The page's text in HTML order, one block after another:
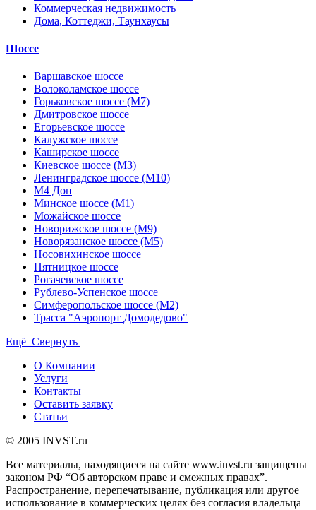
Коммерческая недвижимость
Дома, Коттеджи, Таунхаусы
Шоссе
Варшавское шоссе
Волоколамское шоссе
Горьковское шоссе (М7)
Дмитровское шоссе
Егорьевское шоссе
Калужское шоссе
Каширское шоссе
Киевское шоссе (М3)
Ленинградское шоссе (М10)
М4 Дон
Минское шоссе (М1)
Можайское шоссе
Новорижское шоссе (М9)
Новорязанское шоссе (М5)
Носовихинское шоссе
Пятницкое шоссе
Рогачевское шоссе
Рублево-Успенское шоссе
Симферопольское шоссе (М2)
Трасса "Аэропорт Домодедово"
Ещё Свернуть
О Компании
Услуги
Контакты
Оставить заявку
Статьи
© 2005 INVST.ru
Все материалы, находящиеся на сайте www.invst.ru защищены
законом РФ “Об авторском праве и смежных правах”.
Распространение, перепечатывание, публикация или другое
использование в коммерческих целях без согласия владельца